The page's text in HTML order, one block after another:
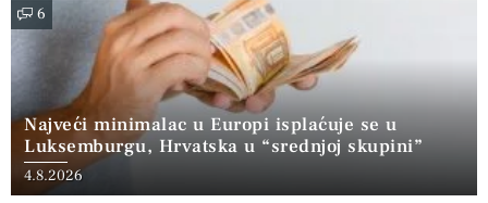
6
Najveći minimalac u Europi isplaćuje se u
Luksemburgu, Hrvatska u “srednjoj skupini”
4.8.2026